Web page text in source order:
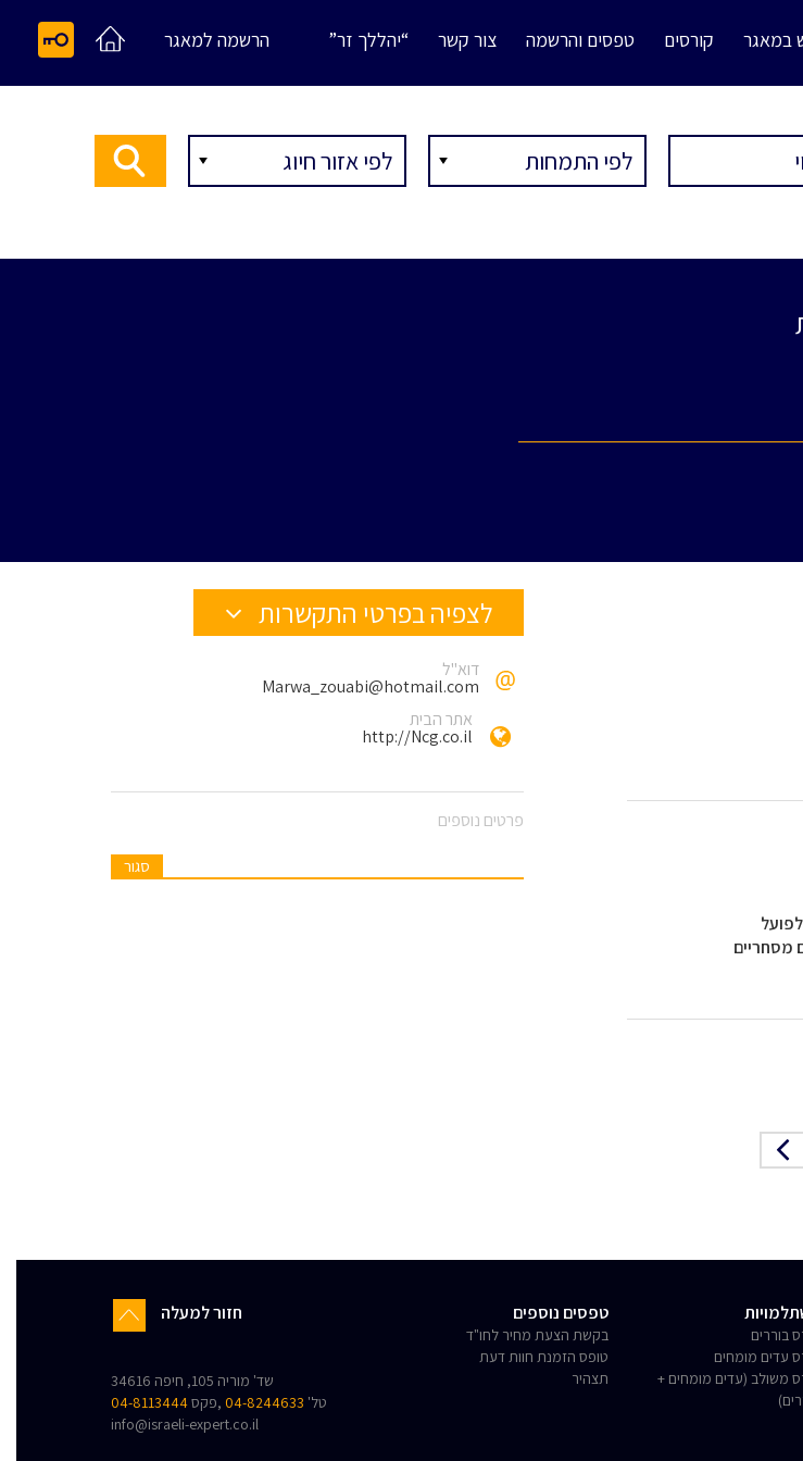
במאגר קורסים טפסים והרשמה צור קשר “יהללך זר” הרשמה למאגר
מסחריים
לצפיה בפרטי התקשרות
דוא"ל
Marwa_zouabi@hotmail.com
אתר הבית
http://Ncg.co.il
פרטים נוספים
סגור
בוררים
עדים מומחים
משולב (עדים מומחים +
טפסים נוספים
בקשת הצעת מחיר לחו"ד
טופס הזמנת חוות דעת
תצהיר
חזור למעלה
שד' מוריה 105, חיפה 34616
טל' 04-8244633 ,פקס04-8113444
info@israeli-expert.co.il